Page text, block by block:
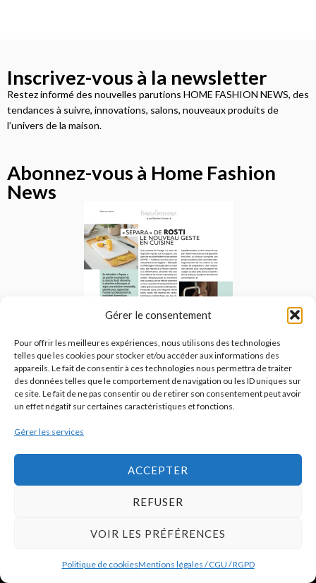
Gérer le consentement
Pour offrir les meilleures expériences, nous utilisons des technologies
telles que les cookies pour stocker et/ou accéder aux informations des
appareils. Le fait de consentir à ces technologies nous permettra de traiter
des données telles que le comportement de navigation ou les ID uniques sur
ce site. Le fait de ne pas consentir ou de retirer son consentement peut avoir
un effet négatif sur certaines caractéristiques et fonctions.
Gérer les services
ACCEPTER
REFUSER
VOIR LES PRÉFÉRENCES
Politique de cookiesMentions légales / CGU / RGPD
Inscrivez-vous à la newsletter
Restez informé des nouvelles parutions HOME FASHION NEWS, des
tendances à suivre, innovations, salons, nouveaux produits de
l’univers de la maison.
Abonnez-vous à Home Fashion
News
de l’univers maison et au grand public féru d’innovation. Il décrypte
le marché et les tendances de façon transversale afin d’offrir à ses
lecteurs une vision complète.